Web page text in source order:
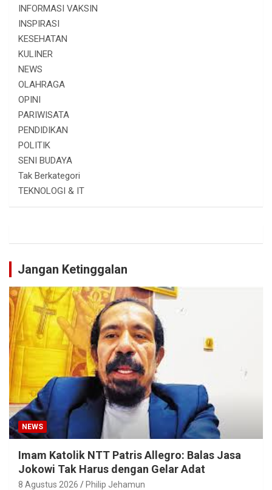
INFORMASI VAKSIN
INSPIRASI
KESEHATAN
KULINER
NEWS
OLAHRAGA
OPINI
PARIWISATA
PENDIDIKAN
POLITIK
SENI BUDAYA
Tak Berkategori
TEKNOLOGI & IT
Jangan Ketinggalan
NEWS
Imam Katolik NTT Patris Allegro: Balas Jasa
Jokowi Tak Harus dengan Gelar Adat
8 Agustus 2026 Philip Jehamun